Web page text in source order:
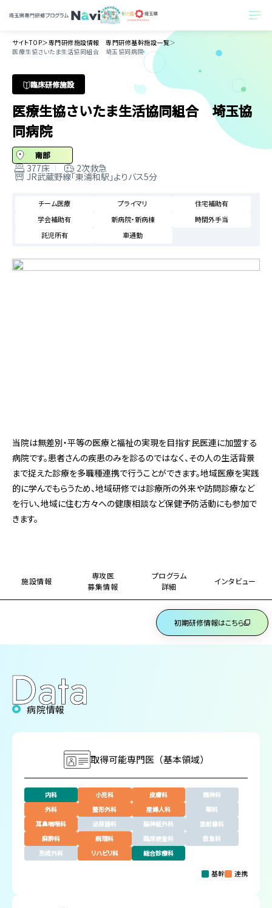
サイトTOP＞専門研修施設情報 専門研修基幹施設一覧＞
医療生協さいたま生活協同組合 埼玉協同病院
臨床研修施設
医療生協さいたま生活協同組合 埼玉協
同病院
南部
377床 2次救急
JR武蔵野線「東浦和駅」よりバス5分
チーム医療 プライマリ
住宅補助有
学会補助有
新病院・新病棟
時間外手当
託児所有
車通勤
当院は無差別・平等の医療と福祉の実現を目指す民医連に加盟する
病院です。患者さんの疾患のみを診るのではなく、その人の生活背景
まで捉えた診療を多職種連携で行うことができます。地域医療を実践
的に学んでもらうため、地域研修では診療所の外来や訪問診療など
を行い、地域に住む方々への健康相談など保健予防活動にも参加で
きます。
施設情報
専攻医
募集情報
プログラム
詳細
インタビュー
初期研修情報はこちら
病院情報
取得可能専門医 （基本領域）
基幹 連携
内科 小児科 皮膚科
精神科
外科
整形外科 産婦人科
眼科
耳鼻咽喉科
泌尿器科 脳神経外科
放射線科
麻酔科
病理科 臨床検査科
救急科
形成外科
リハビリ科 総合診療科